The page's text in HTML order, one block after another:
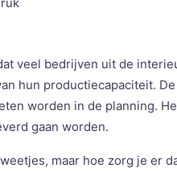
veel bedrijven uit de
hun productiecapaciteit.
worden in de planning.
gaan worden.
maar hoe zorg je er